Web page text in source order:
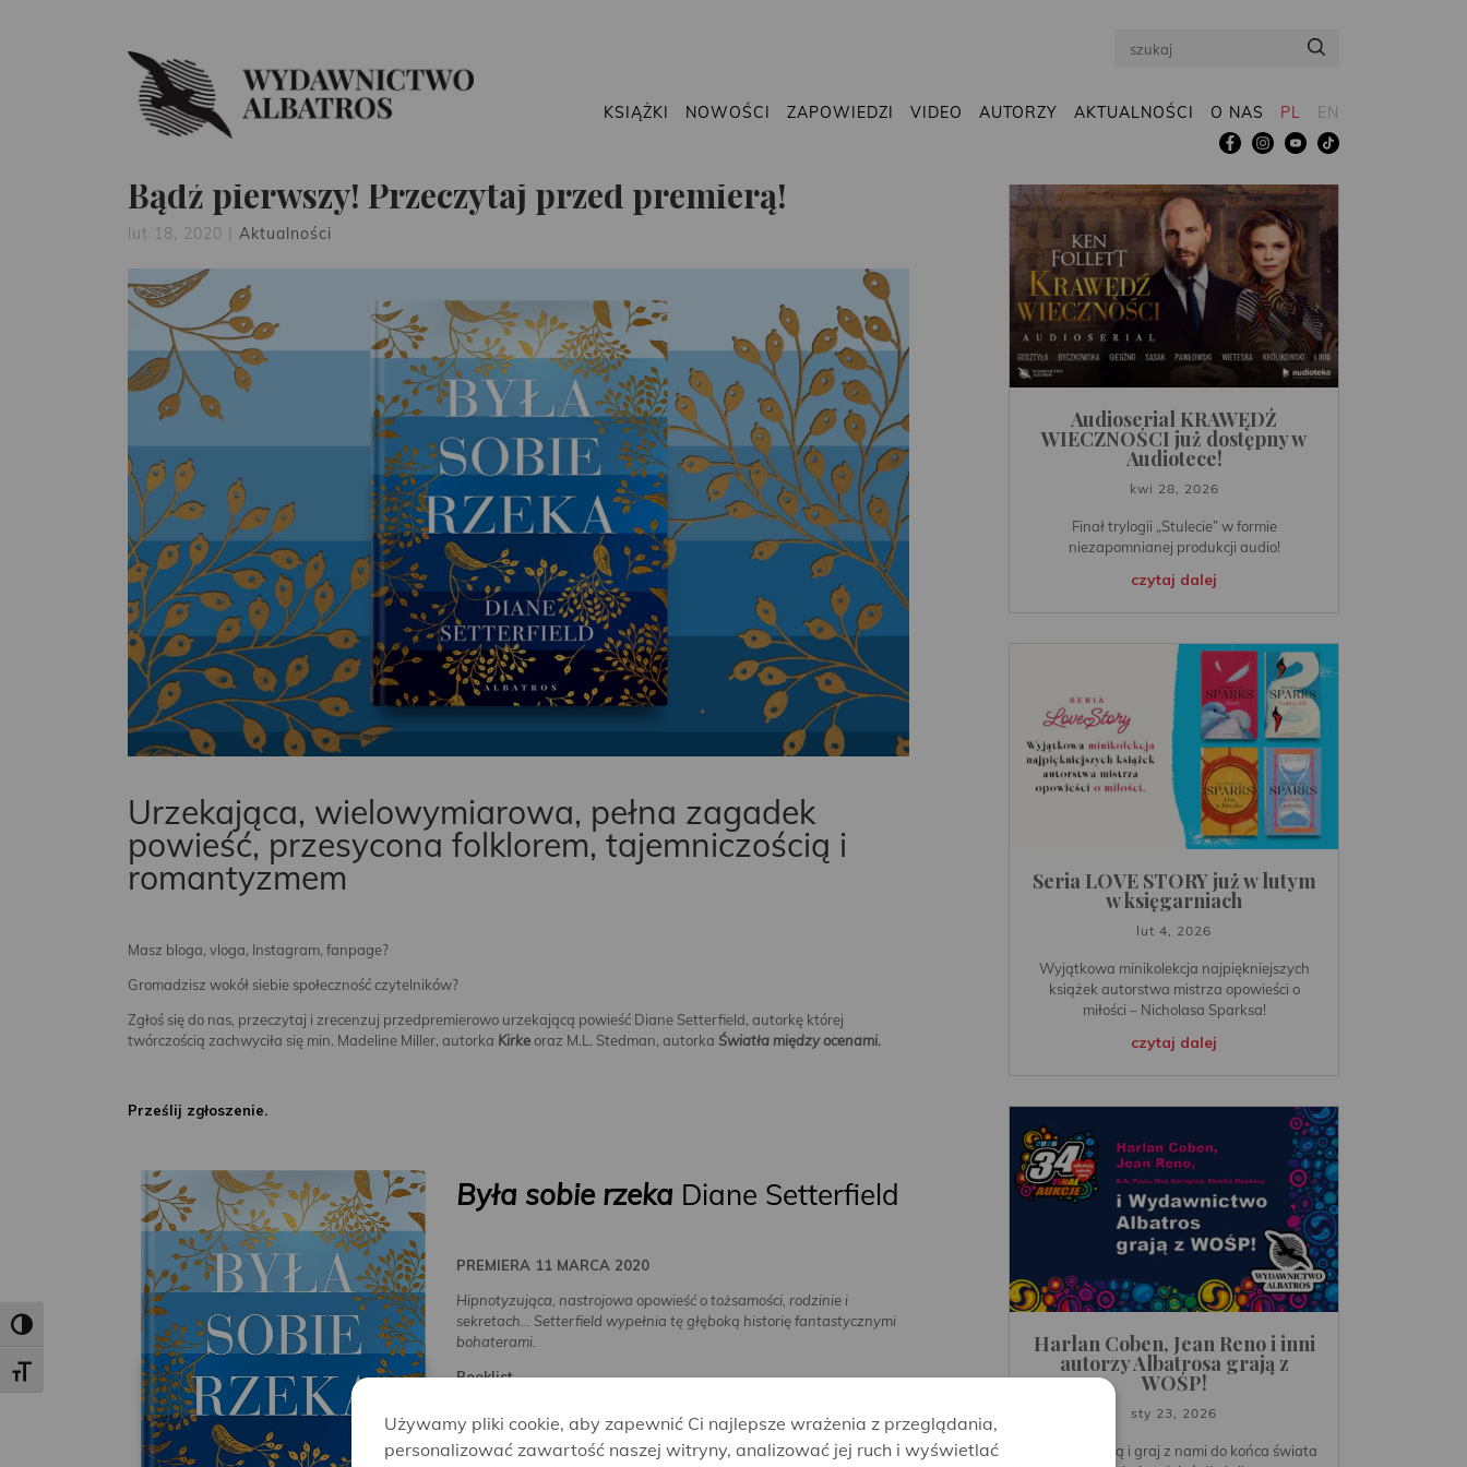
Toggle High Contrast
Toggle Font size
Search
KSIĄŻKI NOWOŚCI ZAPOWIEDZI VIDEO AUTORZY AKTUALNOŚCI O NAS PL EN
Bądź pierwszy! Przeczytaj przed premierą!
lut 18, 2020 | Aktualności
Urzekająca, wielowymiarowa, pełna zagadek
powieść, przesycona folklorem, tajemniczością i
romantyzmem
Masz bloga, vloga, Instagram, fanpage?
Gromadzisz wokół siebie społeczność czytelników?
Zgłoś się do nas, przeczytaj i zrecenzuj przedpremierowo urzekającą powieść Diane Setterfield, autorkę której
twórczością zachwyciła się min. Madeline Miller, autorka Kirkeoraz M.L. Stedman, autorka Światła między ocenami.
Prześlij zgłoszenie.
Była sobie rzeka Diane Setterfield
PREMIERA 11 MARCA 2020
Hipnotyzująca, nastrojowa opowieść o tożsamości, rodzinie i
sekretach… Setterfield wypełnia tę głęboką historię fantastycznymi
bohaterami.
Booklist
zmieniają, przypominając rzekę.
Audioserial KRAWĘDŹ
WIECZNOŚCI już dostępny w
Audiotece!
kwi 28, 2026
Finał trylogii „Stulecie” w formie
niezapomnianej produkcji audio!
czytaj dalej
Seria LOVE STORY już w lutym
w księgarniach
lut 4, 2026
Wyjątkowa minikolekcja najpiękniejszych
książek autorstwa mistrza opowieści o
miłości – Nicholasa Sparksa!
czytaj dalej
Harlan Coben, Jean Reno i inni
autorzy Albatrosa grają z
WOŚP!
sty 23, 2026
Licytuj z pasją i graj z nami do końca świata
Używamy pliki cookie, aby zapewnić Ci najlepsze wrażenia z przeglądania,
personalizować zawartość naszej witryny, analizować jej ruch i wyświetlać